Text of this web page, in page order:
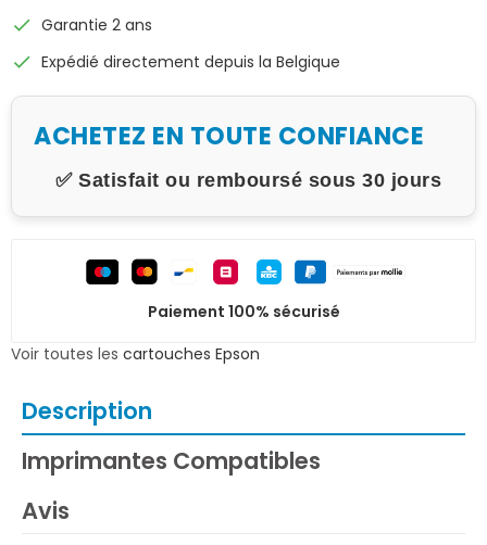
check Garantie 2 ans
check Expédié directement depuis la Belgique
ACHETEZ EN TOUTE CONFIANCE
✅ Satisfait ou remboursé sous 30 jours
Paiement 100% sécurisé
Voir toutes les cartouches Epson
Description
Imprimantes Compatibles
Avis